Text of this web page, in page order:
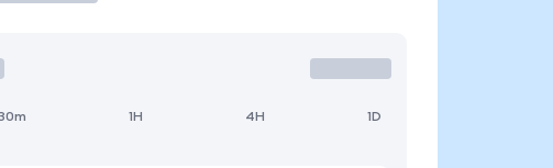
1H 4H 1D